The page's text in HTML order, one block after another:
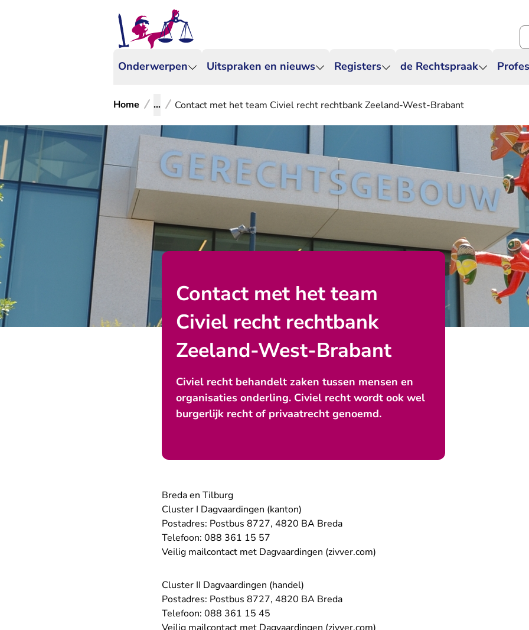
Onderwerpen Uitspraken en nieuws Registers de Rechtspraak
Home ... Contact met het team Civiel recht rechtbank Zeeland-West-Brabant
Contact met het team
Civiel recht rechtbank
Zeeland-West-Brabant
Civiel recht behandelt zaken tussen mensen en
organisaties onderling. Civiel recht wordt ook wel
burgerlijk recht of privaatrecht genoemd.
Breda en Tilburg
Cluster I Dagvaardingen (kanton)
Postadres: Postbus 8727, 4820 BA Breda
Telefoon: 088 361 15 57
Veilig mailcontact met Dagvaardingen (zivver.com)
Cluster II Dagvaardingen (handel)
Postadres: Postbus 8727, 4820 BA Breda
Telefoon: 088 361 15 45